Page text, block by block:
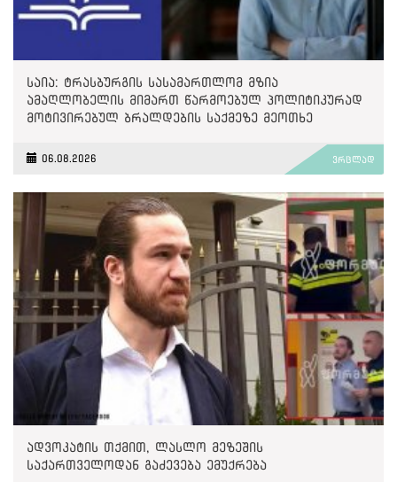
საია: ტრასბურგის სასამართლომ მზია
ამაღლობელის მიმართ წარმოებულ პოლიტიკურად
მოტივირებულ ბრალდების საქმეზე მეოთხე
06.08.2026 ვრცლად
ადვოკატის თქმით, ლასლო მეზეშის
საქართველოდან გაძევება ემუქრება